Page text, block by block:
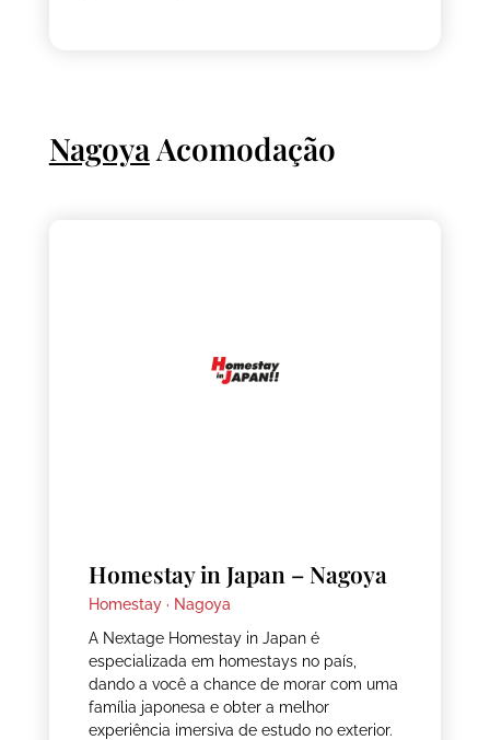
NagoyaAcomodação
Homestay in Japan – Nagoya
Homestay · Nagoya
A Nextage Homestay in Japan é
especializada em homestays no país,
dando a você a chance de morar com uma
família japonesa e obter a melhor
experiência imersiva de estudo no exterior.